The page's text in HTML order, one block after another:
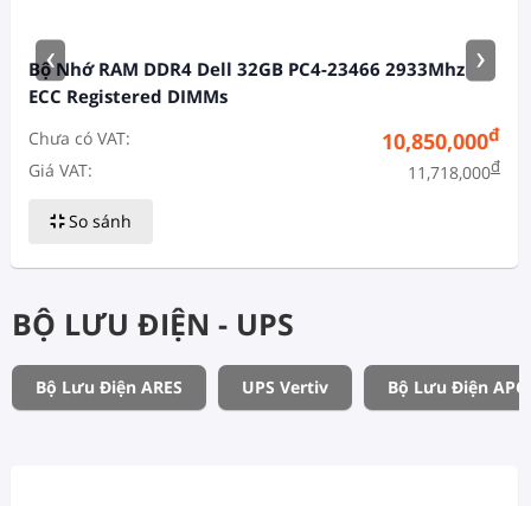
Bộ Nhớ RAM DDR4 Dell 32GB PC4-23466 2933Mhz
ECC Registered DIMMs
Chưa có VAT: 10,850,000đ
Giá VAT: 11,718,000đ
So sánh
‹ ›
BỘ LƯU ĐIỆN - UPS
Bộ Lưu Điện ARES UPS Vertiv Bộ Lưu Điện APC